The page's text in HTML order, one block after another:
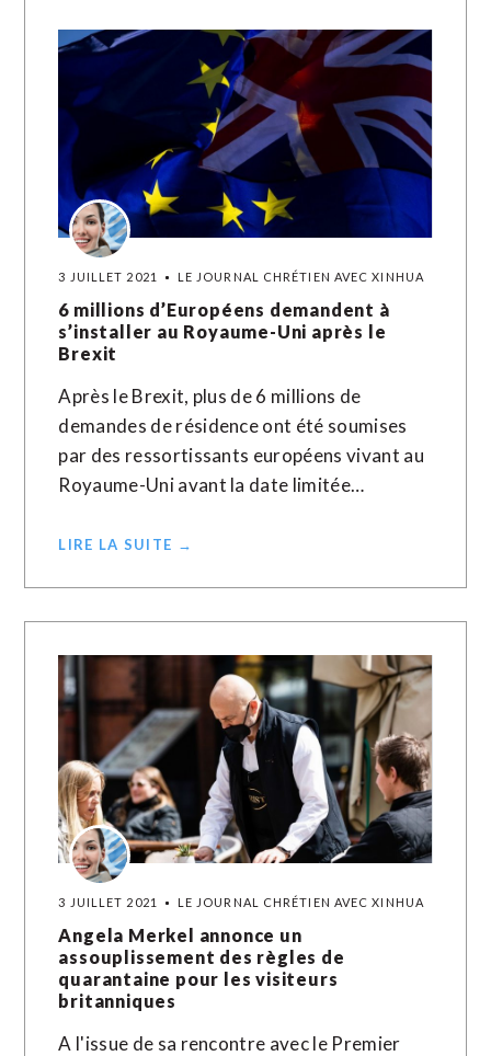
3 JUILLET 2021 LE JOURNAL CHRÉTIEN AVEC XINHUA
6 millions d’Européens demandent à
s’installer au Royaume-Uni après le
Brexit
Après le Brexit, plus de 6 millions de
demandes de résidence ont été soumises
par des ressortissants européens vivant au
Royaume-Uni avant la date limitée…
LIRE LA SUITE →
3 JUILLET 2021 LE JOURNAL CHRÉTIEN AVEC XINHUA
Angela Merkel annonce un
assouplissement des règles de
quarantaine pour les visiteurs
britanniques
A l'issue de sa rencontre avec le Premier